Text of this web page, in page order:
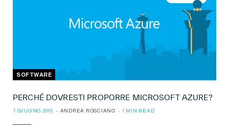
SOFTWARE
PERCHÉ DOVRESTI PROPORRE MICROSOFT AZURE?
7 GIUGNO 2018 ANDREA ROSCIANO 1 MIN READ